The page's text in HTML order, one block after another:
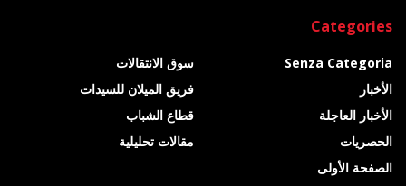
Categories
Senza Categoria
الأخبار
الأخبار العاجلة
الحصريات
الصفحة الأولى
سوق الانتقالات
فريق الميلان للسيدات
قطاع الشباب
مقالات تحليلية